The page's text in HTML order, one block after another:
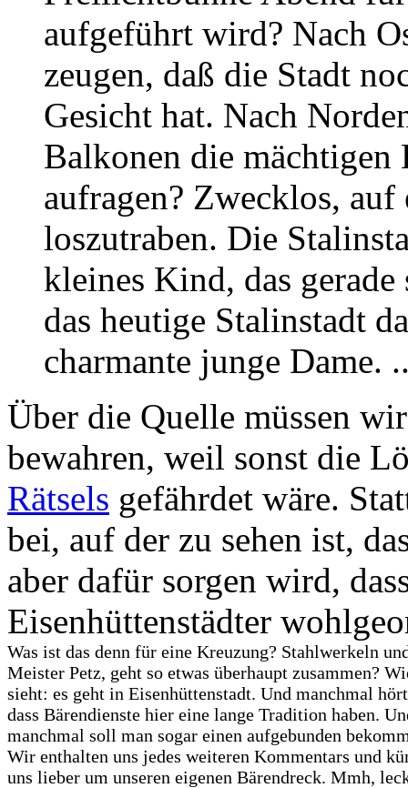
aufgeführt wird? Nach
zeugen, daß die Stadt
Gesicht hat. Nach
Balkonen die mächtigen
aufragen? Zwecklos,
loszutraben. Die
kleines Kind, das gerade
das heutige Stalinstadt
charmante junge Dame.
Über die Quelle müssen
bewahren, weil sonst die
Rätsels gefährdet wäre.
bei, auf der zu sehen ist,
aber dafür sorgen wird,
Eisenhüttenstädter
Was ist das denn für eine Kreuzung? Stahlwerkeln
Meister Petz, geht so etwas überhaupt zusammen?
sieht: es geht in Eisenhüttenstadt. Und manchmal
dass Bärendienste hier eine lange Tradition haben.
manchmal soll man sogar einen aufgebunden
Wir enthalten uns jedes weiteren Kommentars und
uns lieber um unseren eigenen Bärendreck. Mmh,